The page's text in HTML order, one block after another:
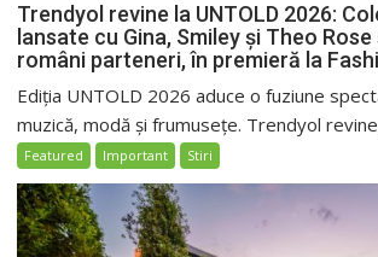
Trendyol revine la UNTOLD 2026:
lansate cu Gina, Smiley și Theo
români parteneri, în premieră la
Ediția UNTOLD 2026 aduce o fuziune
muzică, modă și frumusețe. Trendyol
Featured Important Stiri